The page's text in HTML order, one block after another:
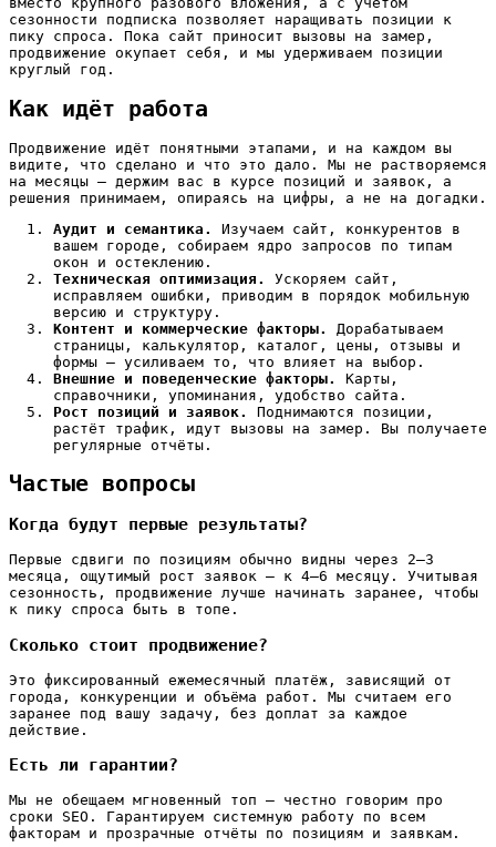
сезонности подписка позволяет наращивать позиции к
пику спроса. Пока сайт приносит вызовы на замер,
продвижение окупает себя, и мы удерживаем позиции
круглый год.
Как идёт работа
Продвижение идёт понятными этапами, и на каждом вы
видите, что сделано и что это дало. Мы не растворяемся
на месяцы — держим вас в курсе позиций и заявок, а
решения принимаем, опираясь на цифры, а не на догадки.
Аудит и семантика.
Изучаем сайт, конкурентов в
вашем городе, собираем ядро запросов по типам
окон и остеклению.
Техническая оптимизация.
Ускоряем сайт,
исправляем ошибки, приводим в порядок мобильную
версию и структуру.
Контент и коммерческие факторы.
Дорабатываем
страницы, калькулятор, каталог, цены, отзывы и
формы — усиливаем то, что влияет на выбор.
Внешние и поведенческие факторы.
Карты,
справочники, упоминания, удобство сайта.
Рост позиций и заявок.
Поднимаются позиции,
растёт трафик, идут вызовы на замер. Вы получаете
регулярные отчёты.
Частые вопросы
Когда будут первые результаты?
Первые сдвиги по позициям обычно видны через 2–3
месяца, ощутимый рост заявок — к 4–6 месяцу. Учитывая
сезонность, продвижение лучше начинать заранее, чтобы
к пику спроса быть в топе.
Сколько стоит продвижение?
Это фиксированный ежемесячный платёж, зависящий от
города, конкуренции и объёма работ. Мы считаем его
заранее под вашу задачу, без доплат за каждое
действие.
Есть ли гарантии?
Мы не обещаем мгновенный топ — честно говорим про
сроки SEO. Гарантируем системную работу по всем
факторам и прозрачные отчёты по позициям и заявкам.